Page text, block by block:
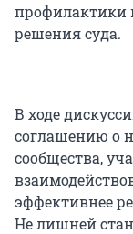
профилактики
решения суда.
В ходе
соглашению о
сообщества,
эффективнее
Не лишней